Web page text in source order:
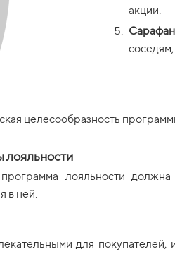
акции.
целесообразность
лояльности
лояльности
в ней.
для покупателей,